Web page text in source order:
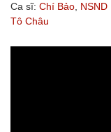
Ca sĩ: Chí Bảo NSND
Tô Châu